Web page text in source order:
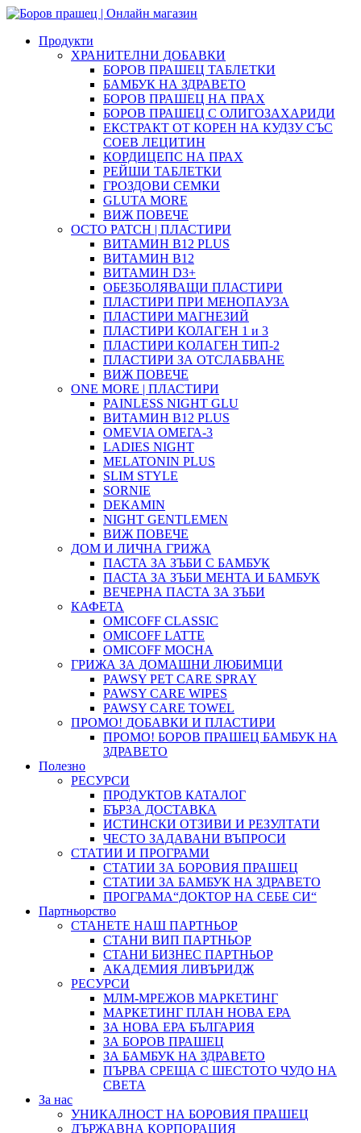
Продукти
ХРАНИТЕЛНИ ДОБАВКИ
БОРОВ ПРАШЕЦ ТАБЛЕТКИ
БАМБУК НА ЗДРАВЕТО
БОРОВ ПРАШЕЦ НА ПРАХ
БОРОВ ПРАШЕЦ С ОЛИГОЗАХАРИДИ
ЕКСТРАКТ ОТ КОРЕН НА КУДЗУ СЪС
СОЕВ ЛЕЦИТИН
КОРДИЦЕПС НА ПРАХ
РЕЙШИ ТАБЛЕТКИ
ГРОЗДОВИ СЕМКИ
GLUTA MORE
ВИЖ ПОВЕЧЕ
OCTO PATCH | ПЛАСТИРИ
ВИТАМИН B12 PLUS
ВИТАМИН B12
ВИТАМИН D3+
ОБЕЗБОЛЯВАЩИ ПЛАСТИРИ
ПЛАСТИРИ ПРИ МЕНОПАУЗА
ПЛАСТИРИ МАГНЕЗИЙ
ПЛАСТИРИ КОЛАГЕН 1 и 3
ПЛАСТИРИ КОЛАГЕН ТИП-2
ПЛАСТИРИ ЗА ОТСЛАБВАНЕ
ВИЖ ПОВЕЧЕ
ONE MORE | ПЛАСТИРИ
PAINLESS NIGHT GLU
ВИТАМИН B12 PLUS
ОMEVIA ОМЕГА-3
LADIES NIGHT
MELATONIN PLUS
SLIM STYLE
SORNIE
DEKAMIN
NIGHT GENTLEMEN
ВИЖ ПОВЕЧЕ
ДОМ И ЛИЧНА ГРИЖА
ПАСТА ЗА ЗЪБИ С БАМБУК
ПАСТА ЗА ЗЪБИ МЕНТА И БАМБУК
ВЕЧЕРНА ПАСТА ЗА ЗЪБИ
КАФЕТА
OMICOFF CLASSIC
OMICOFF LATTE
OMICOFF MOCHA
ГРИЖА ЗА ДОМАШНИ ЛЮБИМЦИ
PAWSY PET CARE SPRAY
PAWSY CARE WIPES
PAWSY CARE TOWEL
ПРОМО! ДОБАВКИ И ПЛАСТИРИ
ПРОМО! БОРОВ ПРАШЕЦ БАМБУК НА
ЗДРАВЕТО
Полезно
РЕСУРСИ
ПРОДУКТОВ КАТАЛОГ
БЪРЗА ДОСТАВКА
ИСТИНСКИ ОТЗИВИ И РЕЗУЛТАТИ
ЧЕСТО ЗАДАВАНИ ВЪПРОСИ
СТАТИИ И ПРОГРАМИ
СТАТИИ ЗА БОРОВИЯ ПРАШЕЦ
СТАТИИ ЗА БАМБУК НА ЗДРАВЕТО
ПРОГРАМА“ДОКТОР НА СЕБЕ СИ“
Партньорство
СТАНЕТЕ НАШ ПАРТНЬОР
СТАНИ ВИП ПАРТНЬОР
СТАНИ БИЗНЕС ПАРТНЬОР
АКАДЕМИЯ ЛИВЪРИДЖ
РЕСУРСИ
МЛМ-МРЕЖОВ МАРКЕТИНГ
МАРКЕТИНГ ПЛАН НОВА ЕРА
ЗА НОВА ЕРА БЪЛГАРИЯ
ЗА БОРОВ ПРАШЕЦ
ЗА БАМБУК НА ЗДРАВЕТО
ПЪРВА СРЕЩА С ШЕСТОТО ЧУДО НА
СВЕТА
За нас
УНИКАЛНОСТ НА БОРОВИЯ ПРАШЕЦ
ДЪРЖАВНА КОРПОРАЦИЯ